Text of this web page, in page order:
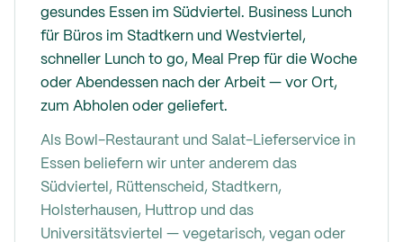
gesundes Essen im Südviertel. Business Lunch
für Büros im Stadtkern und Westviertel,
schneller Lunch to go, Meal Prep für die Woche
oder Abendessen nach der Arbeit — vor Ort,
zum Abholen oder geliefert.
Als Bowl-Restaurant und Salat-Lieferservice in
Essen beliefern wir unter anderem das
Südviertel, Rüttenscheid, Stadtkern,
Holsterhausen, Huttrop und das
Universitätsviertel — vegetarisch, vegan oder